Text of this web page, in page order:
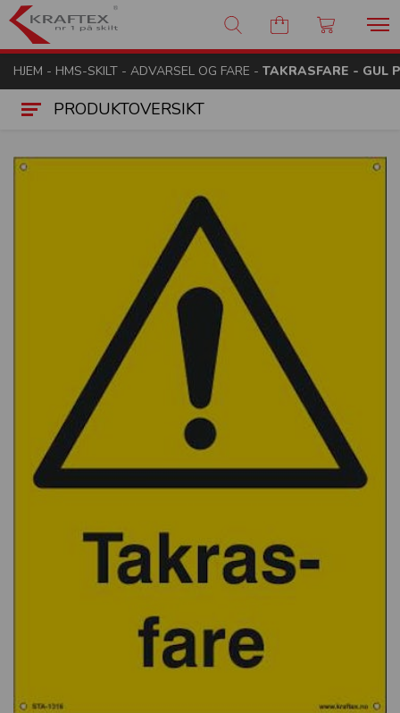
Kraftex - nr 1 på skilt
HJEM - HMS-SKILT - ADVARSEL OG FARE - TAKRASFARE - GUL
PRODUKTOVERSIKT